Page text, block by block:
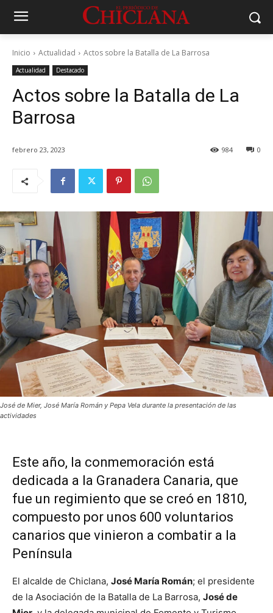
Inicio Actualidad Actos sobre la Batalla de La Barrosa
Actualidad Destacado
Actos sobre la Batalla de La
Barrosa
febrero 23, 2023 0
984
José de Mier, José María Román y Pepa Vela durante la presentación de las
actividades
Este año, la conmemoración está
dedicada a la Granadera Canaria, que
fue un regimiento que se creó en 1810,
compuesto por unos 600 voluntarios
canarios que vinieron a combatir a la
Península
El alcalde de Chiclana, José María Román; el presidente
de la Asociación de la Batalla de La Barrosa, José de